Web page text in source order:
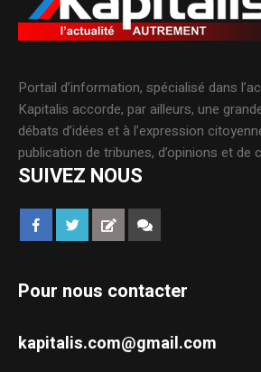
Portail d’information, spécialisé dans
Kapitalis accorde, par ailleurs, une
débats d’idées et à l’expression
publication de tribunes, d’opinions et de
SUIVEZ NOUS
Pour nous contacter
kapitalis.com@gmail.com